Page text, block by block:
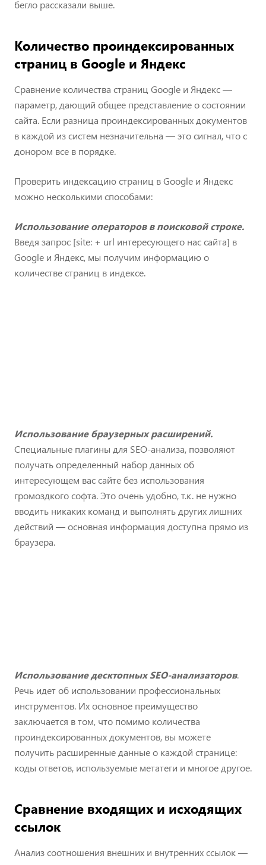
бегло рассказали выше.
Количество проиндексированных
страниц в Google и Яндекс
Сравнение количества страниц Google и Яндекс —
параметр, дающий общее представление о состоянии
сайта. Если разница проиндексированных документов
в каждой из систем незначительна — это сигнал, что с
донором все в порядке.
Проверить индексацию страниц в Google и Яндекс
можно несколькими способами:
Использование операторов в поисковой строке.
Введя запрос [site: + url интересующего нас сайта] в
Google и Яндекс, мы получим информацию о
количестве страниц в индексе.
Использование браузерных расширений.
Специальные плагины для SEO-анализа, позволяют
получать определенный набор данных об
интересующем вас сайте без использования
громоздкого софта. Это очень удобно, т.к. не нужно
вводить никаких команд и выполнять других лишних
действий — основная информация доступна прямо из
браузера.
Использование десктопных SEO-анализаторов.
Речь идет об использовании профессиональных
инструментов. Их основное преимущество
заключается в том, что помимо количества
проиндексированных документов, вы можете
получить расширенные данные о каждой странице:
коды ответов, используемые метатеги и многое другое.
Сравнение входящих и исходящих
ссылок
Анализ соотношения внешних и внутренних ссылок —